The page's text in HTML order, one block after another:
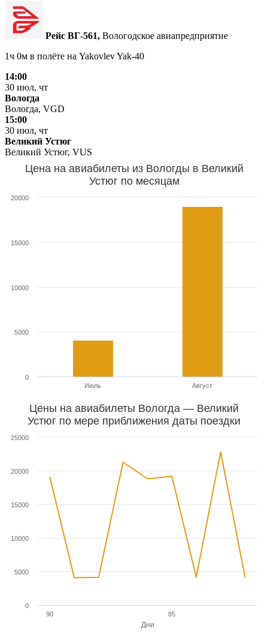
Рейс ВГ‑561, Вологодское авиапредприятие
1ч 0м в полёте на Yakovlev Yak-40
14:00
30 июл, чт
Вологда
Вологда, VGD
15:00
30 июл, чт
Великий Устюг
Великий Устюг, VUS
Цена на авиабилеты из Вологды в Великий
Устюг по месяцам
Июль Август
0
5000
10000
15000
20000
Дни
Цены на авиабилеты Вологда — Великий
Устюг по мере приближения даты поездки
90 85
0
5000
10000
15000
20000
25000